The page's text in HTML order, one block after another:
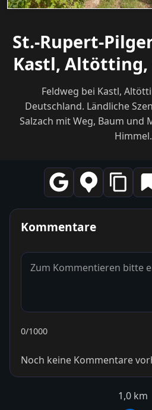
St.-Rupert-
Kastl, Altötting,
Feldweg bei Kastl,
Deutschland. Ländliche
Salzach mit Weg, Baum und
Himmel.
Kommentare
0/1000
Noch keine Kommentare
1,0 km